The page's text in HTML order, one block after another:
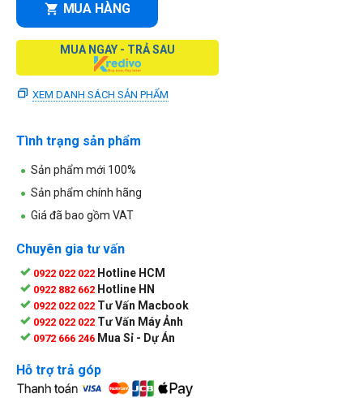
MUA HÀNG
MUA NGAY - TRẢ SAU
XEM DANH SÁCH SẢN PHẨM
Tình trạng sản phẩm
Sản phẩm mới 100%
Sản phẩm chính hãng
Giá đã bao gồm VAT
Chuyên gia tư vấn
0922 022 022 Hotline HCM
0922 882 662 Hotline HN
0922 022 022 Tư Vấn Macbook
0922 022 022 Tư Vấn Máy Ảnh
0972 666 246 Mua Sỉ - Dự Án
Hỗ trợ trả góp